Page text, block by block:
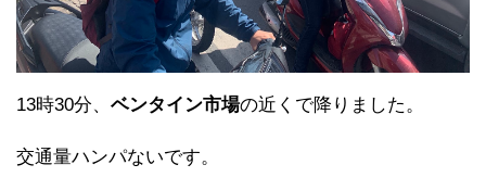
13時30分、 ベンタイン市場の近くで降りました。
交通量ハンパないです。